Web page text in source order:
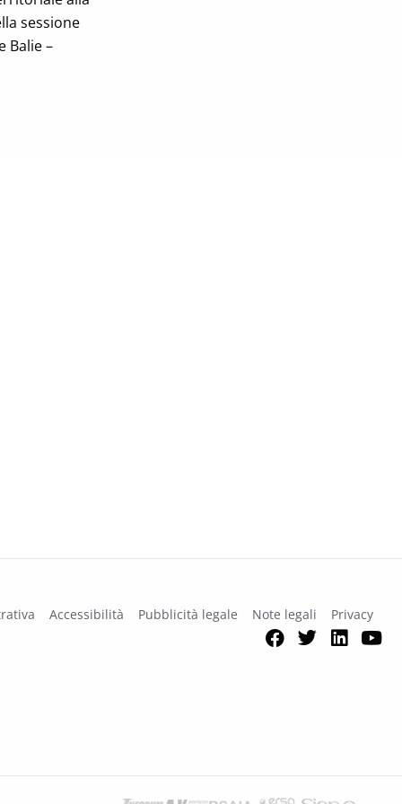
sessione
Balie –
Accessibilità Pubblicità legale Note legali Privacy
Facebook
Twitter